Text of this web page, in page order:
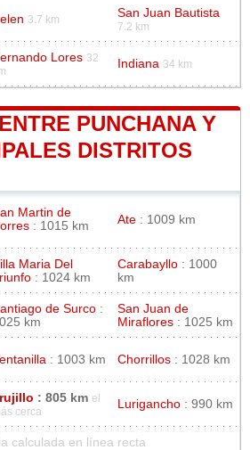
3.7 km San Juan Bautista
7.2 km
Lores 32
Indiana 34 km
PUNCHANA Y
DISTRITOS
Martin de
: 1015 km Ate : 1009 km
Maria Del
: 1024 km
Carabayllo : 1000
km
de Surco :
km
San Juan de
Miraflores : 1025 km
: 1003 km Chorrillos : 1028 km
: 805 km el
cerca
Lurigancho : 990 km
calculada en línea recta